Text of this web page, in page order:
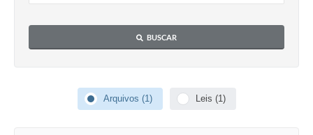
BUSCAR
Arquivos (1) Leis (1)